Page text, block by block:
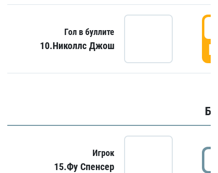
Гол в буллите
10.Николлс Джош
Игрок
15.Фу Спенсер